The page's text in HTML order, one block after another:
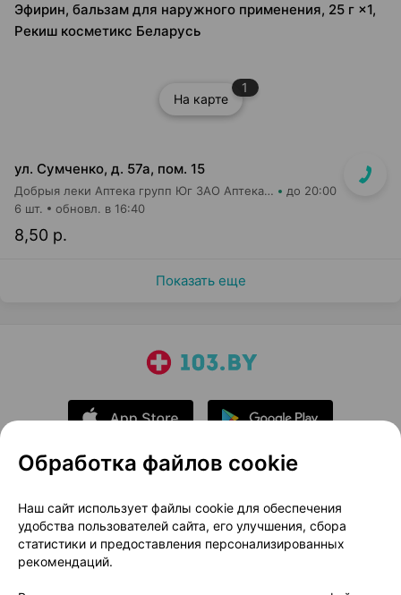
Эфирин, бальзам для наружного применения, 25 г ×1,
Рекиш косметикс Беларусь
На карте
1
ул. Сумченко, д. 57а, пом. 15
Добрыя леки Аптека групп Юг ЗАО Аптека №81 до 20:00
8,50 р.
6 шт. обновл. в 16:40
Показать еще
О проекте
Новости проекта
Размещение рекламы
Медицинский маркетинг
Публичный договор
Доставка
Обработка файлов cookie
Наш сайт использует файлы cookie для обеспечения
удобства пользователей сайта, его улучшения, сбора
статистики и предоставления персонализированных
рекомендаций.